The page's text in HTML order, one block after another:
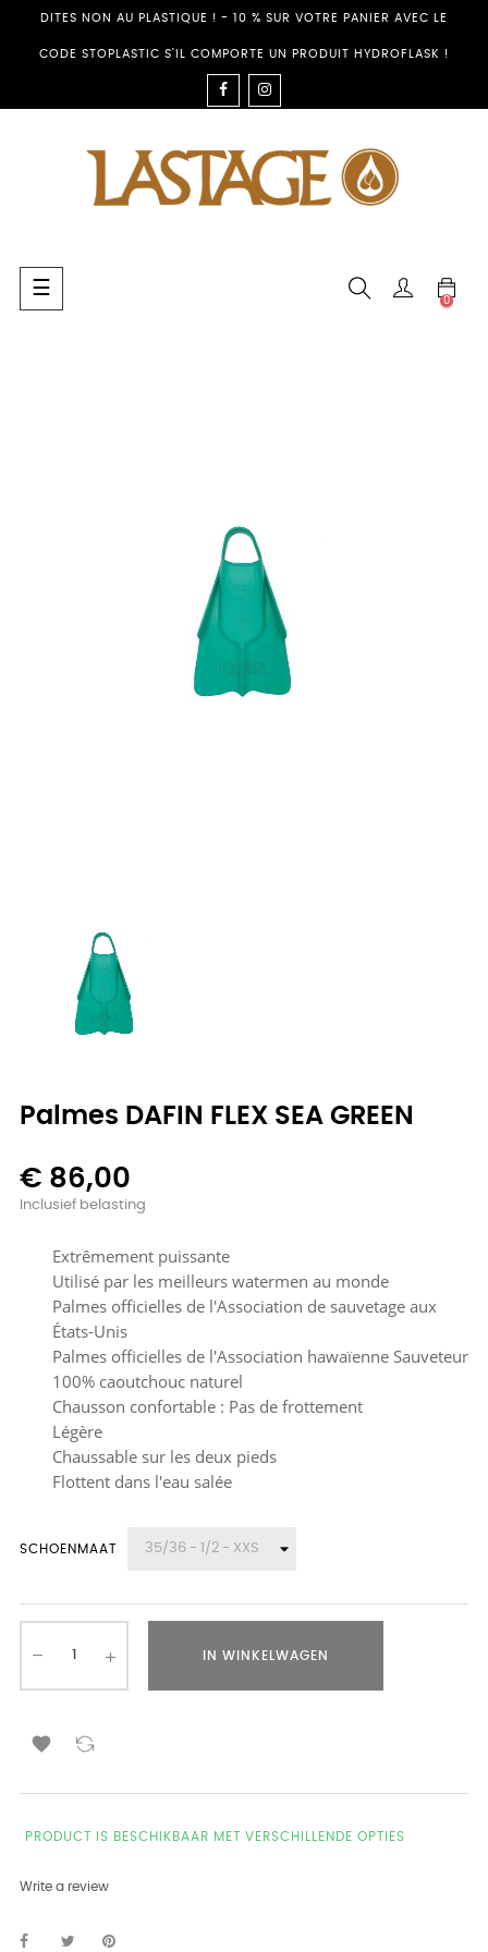
DITES NON AU PLASTIQUE ! - 10 % SUR VOTRE PANIER AVEC LE
CODE STOPLASTIC S'IL COMPORTE UN PRODUIT HYDROFLASK !
FACEBOOK
Toggle
navigation
☰
0
Palmes DAFIN FLEX SEA GREEN
€ 86,00
Inclusief belasting
Extrêmement puissante
Utilisé par les meilleurs watermen au monde
Palmes officielles de l'Association de sauvetage aux
États-Unis
Palmes officielles de l'Association hawaïenne Sauveteur
100% caoutchouc naturel
Chausson confortable : Pas de frottement
Légère
Chaussable sur les deux pieds
Flottent dans l'eau salée
SCHOENMAAT
IN WINKELWAGEN

PRODUCT IS BESCHIKBAAR MET VERSCHILLENDE OPTIES
Write a review